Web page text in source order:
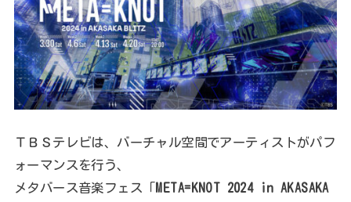
ＴＢＳテレビは、バーチャル空間でアーティストがパフ
ォーマンスを行う、
メタバース音楽フェス「 META=KNOT 2024 in AKASAKA